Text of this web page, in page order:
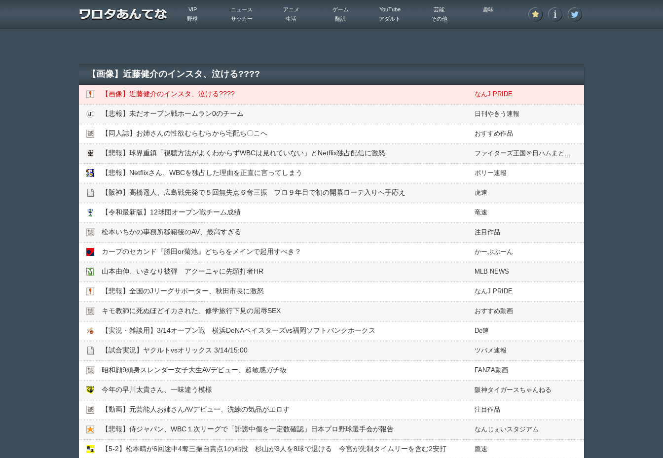
VIP ニュース アニメ ゲーム YouTube 芸能
趣味
野球
サッカー 生活 翻訳 アダルト その他
【画像】近藤健介のインスタ、泣ける????
【画像】近藤健介のインスタ、泣ける???? なんJ PRIDE
【悲報】未だオープン戦ホームラン0のチーム 日刊やきう速報
【同人誌】お姉さんの性欲むらむらから宅配ち〇こへ おすすめ作品
【悲報】球界重鎮「視聴方法がよくわからずWBCは見れていない」とNetflix独占配信に激怒 ファイターズ王国＠日ハムまとめブログ
【悲報】Netflixさん、WBCを独占した理由を正直に言ってしまう ポリー速報
【阪神】高橋遥人、広島戦先発で５回無失点６奪三振 プロ９年目で初の開幕ローテ入りへ手応え 虎速
【令和最新版】12球団オープン戦チーム成績 竜速
松本いちかの事務所移籍後のAV、最高すぎる 注目作品
カープのセカンド『勝田or菊池』どちらをメインで起用すべき？ かーぷぶーん
山本由伸、いきなり被弾 アクーニャに先頭打者HR MLB NEWS
【悲報】全国のJリーグサポーター、秋田市長に激怒 なんJ PRIDE
キモ教師に死ぬほどイカされた、修学旅行下見の屈辱SEX おすすめ動画
【実況・雑談用】3/14オープン戦 横浜DeNAベイスターズvs福岡ソフトバンクホークス De速
【試合実況】ヤクルトvsオリックス 3/14/15:00 ツバメ速報
昭和顔9頭身スレンダー女子大生AVデビュー、超敏感ガチ抜 FANZA動画
今年の早川太貴さん、一味違う模様 阪神タイガースちゃんねる
【動画】元芸能人お姉さんAVデビュー、洗練の気品がエロす 注目作品
【悲報】侍ジャパン、WBC１次リーグで「誹謗中傷を一定数確認」日本プロ野球選手会が報告 なんじぇいスタジアム
【5-2】松本晴が6回途中4奪三振自責点1の粘投 杉山が3人を8球で退ける 今宮が先制タイムリーを含む2安打 鷹速